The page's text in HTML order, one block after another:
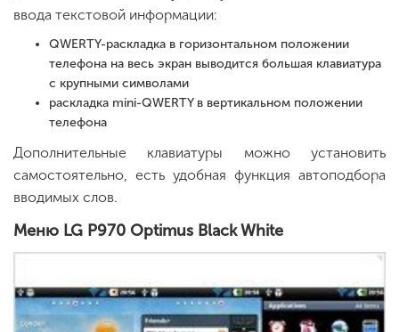
ввода текстовой информации:
QWERTY-раскладка в горизонтальном положении
телефона на весь экран выводится большая клавиатура
с крупными символами
раскладка mini-QWERTY в вертикальном положении
телефона
Дополнительные клавиатуры можно установить
самостоятельно, есть удобная функция автоподбора
вводимых слов.
Меню LG P970 Optimus Black White